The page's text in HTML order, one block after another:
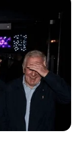
to feeling